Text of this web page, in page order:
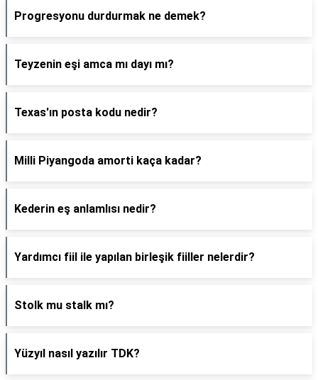
Progresyonu durdurmak ne demek?
Teyzenin eşi amca mı dayı mı?
Texas'ın posta kodu nedir?
Milli Piyangoda amorti kaça kadar?
Kederin eş anlamlısı nedir?
Yardımcı fiil ile yapılan birleşik fiiller nelerdir?
Stolk mu stalk mı?
Yüzyıl nasıl yazılır TDK?